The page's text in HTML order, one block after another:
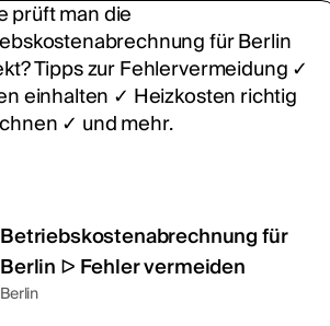
Betriebskostenabrechnung für
Berlin ᐅ Fehler vermeiden
Berlin